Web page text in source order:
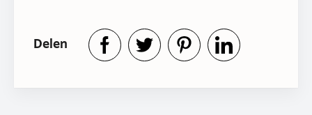
Delen